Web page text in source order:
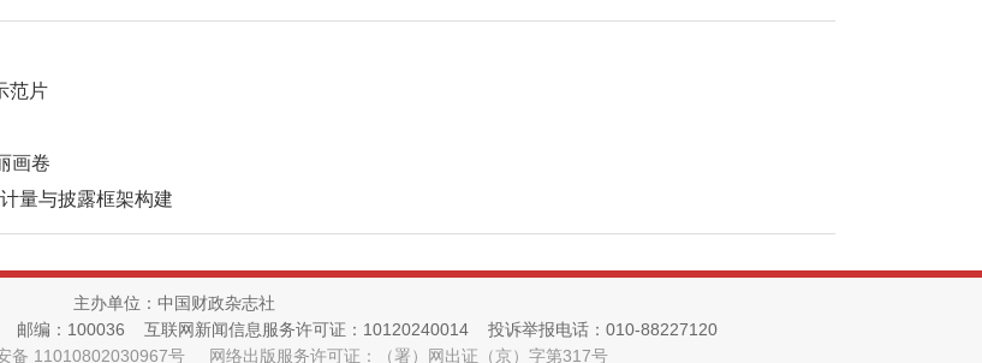
范片
画卷
量与披露框架构建
主办单位：中国财政杂志社
邮编：100036 互联网新闻信息服务许可证：10120240014 投诉举报电话：010-88227120
备 11010802030967号 网络出版服务许可证：（署）网出证（京）字第317号